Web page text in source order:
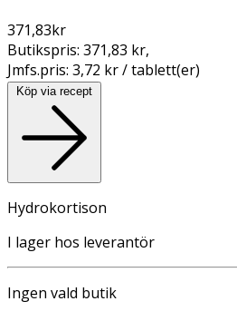
371,83kr
Butikspris: 371,83 kr,
Jmfs.pris: 3,72 kr / tablett(er)
Köp via recept
Hydrokortison
I lager hos leverantör
Ingen vald butik